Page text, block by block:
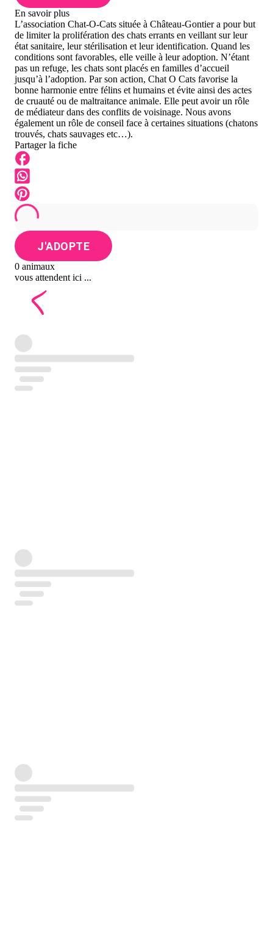
En savoir plus
L’association Chat-O-Cats située à Château-Gontier a pour but
de limiter la prolifération des chats errants en veillant sur leur
état sanitaire, leur stérilisation et leur identification. Quand les
conditions sont favorables, elle veille à leur adoption. N’étant
pas un refuge, les chats sont placés en familles d’accueil
jusqu’à l’adoption. Par son action, Chat O Cats favorise la
bonne harmonie entre félins et humains et évite ainsi des actes
de cruauté ou de maltraitance animale. Elle peut avoir un rôle
de médiateur dans des conflits de voisinage. Nous avons
également un rôle de conseil face à certaines situations (chatons
trouvés, chats sauvages etc…).
Partager la fiche
J'ADOPTE
0 animaux
vous attendent ici ...